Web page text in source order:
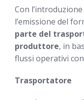
Con l’introduzione
l’emissione del
parte del
produttore, in
flussi operativi
Trasportatore